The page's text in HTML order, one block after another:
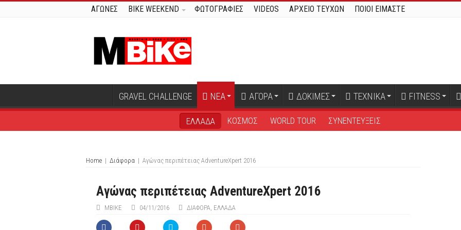
ΑΓΩΝΕΣ BIKE WEEKEND ΦΩΤΟΓΡΑΦΙΕΣ VIDEOS ΑΡΧΕΙΟ ΤΕΥΧΩΝ ΠΟΙΟΙ ΕΙΜΑΣΤΕ
GRAVEL CHALLENGE ΝΕΑ ΑΓΟΡΑ ΔΟΚΙΜΕΣ ΤΕΧΝΙΚΑ FITNESS
ΕΛΛΑΔΑ ΚΟΣΜΟΣ WORLD TOUR ΣΥΝΕΝΤΕΥΞΕΙΣ
Home | Διάφορα | Aγώνας περιπέτειας AdventureXpert 2016
Aγώνας περιπέτειας AdventureXpert 2016
ΜΒIKE 04/11/2016 ΔΙΆΦΟΡΑ ΕΛΛΑΔΑ